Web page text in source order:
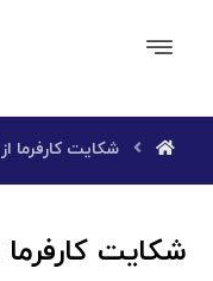
شکایت کارفرما
شکایت کارفرما